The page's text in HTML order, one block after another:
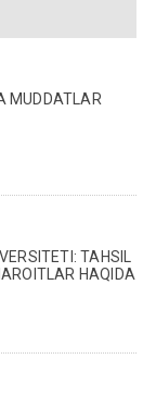
MUDDATLAR
TAHSIL
HAQIDA